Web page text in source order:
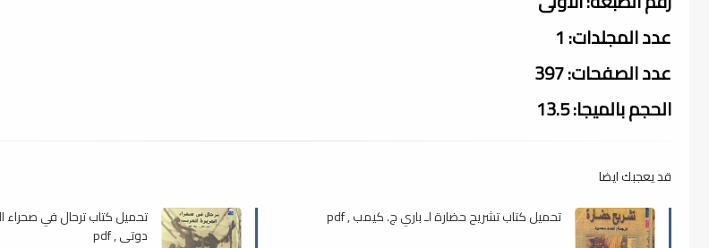
عدد المجلدات: 1
عدد الصفحات: 397
الحجم بالميجا: 13.5
قد يعجبك ايضا
تحميل كتاب تشريح حضارة لـ باري ج. كيمب , pdf
تحميل كتاب ترحال في صحراء
دوتي , pdf